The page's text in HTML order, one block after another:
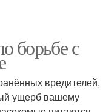
борьбе с
вредителей,
ущерб вашему